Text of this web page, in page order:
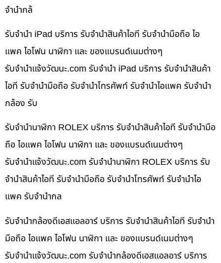
จำนำกล้
รับจำนำ iPad บริการ รับจำนำสินค้าไอที รับจำนำมือถือ ไอ
แพค ไอโฟน นาฬิกา และ ของแบรนด์เนมต่างๆ
รับจํานําแจ้งวัฒนะ.com รับจำนำ iPad บริการ รับจำนำสินค้า
ไอที รับจำนำมือถือ รับจำนำโทรศัพท์ รับจำนำไอแพค รับจำนำ
กล้อง รับ
รับจำนำนาฬิกา ROLEX บริการ รับจำนำสินค้าไอที รับจำนำมือ
ถือ ไอแพค ไอโฟน นาฬิกา และ ของแบรนด์เนมต่างๆ
รับจํานําแจ้งวัฒนะ.com รับจำนำนาฬิกา ROLEX บริการ รับ
จำนำสินค้าไอที รับจำนำมือถือ รับจำนำโทรศัพท์ รับจำนำไอ
แพค รับจำนำกล
รับจำนำกล้องดีเอสแอลอาร์ บริการ รับจำนำสินค้าไอที รับจำนำ
มือถือ ไอแพค ไอโฟน นาฬิกา และ ของแบรนด์เนมต่างๆ
รับจํานําแจ้งวัฒนะ.com รับจำนำกล้องดีเอสแอลอาร์ บริการ